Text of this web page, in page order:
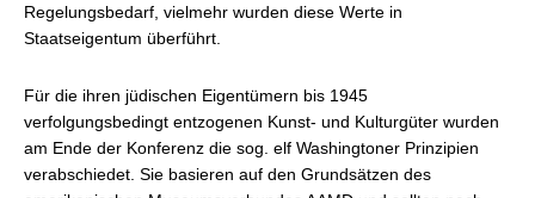
Regelungsbedarf, vielmehr wurden diese Werte in
Staatseigentum überführt.
Für die ihren jüdischen Eigentümern bis 1945
verfolgungsbedingt entzogenen Kunst- und Kulturgüter wurden
am Ende der Konferenz die sog. elf Washingtoner Prinzipien
verabschiedet. Sie basieren auf den Grundsätzen des